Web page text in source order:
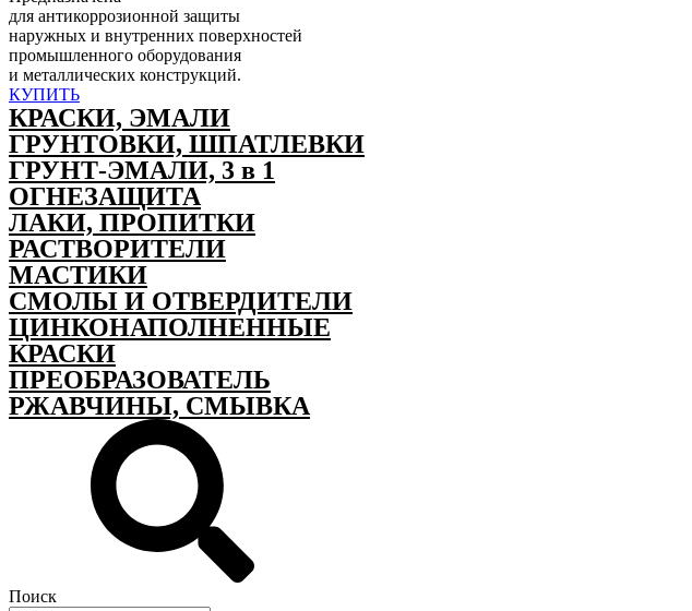
для антикоррозионной защиты
наружных и внутренних поверхностей
промышленного оборудования
и металлических конструкций.
КУПИТЬ
КРАСКИ, ЭМАЛИ
ГРУНТОВКИ, ШПАТЛЕВКИ
ГРУНТ-ЭМАЛИ, 3 в 1
ОГНЕЗАЩИТА
ЛАКИ, ПРОПИТКИ
РАСТВОРИТЕЛИ
МАСТИКИ
СМОЛЫ И ОТВЕРДИТЕЛИ
ЦИНКОНАПОЛНЕННЫЕ
КРАСКИ
ПРЕОБРАЗОВАТЕЛЬ
РЖАВЧИНЫ, СМЫВКА
Поиск